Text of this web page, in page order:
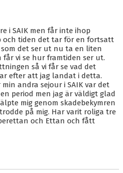
i SAIK men får inte ihop
och tiden det tar för en fortsatt
som det ser ut nu ta en liten
vi se hur framtiden ser ut.
så vi får se vad det
efter att jag landat i detta.
andra sejour i SAIK var det
period men jag är väldigt glad
mig genom skadebekymren
på mig. Har varit roliga tre
och Ettan och fått